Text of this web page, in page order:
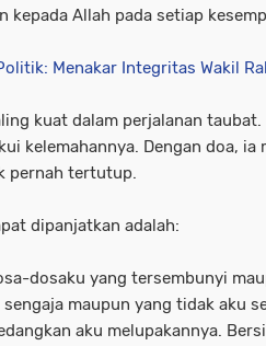
kepada Allah pada setiap
Menakar Integritas Wakil
kuat dalam perjalanan taubat.
kelemahannya. Dengan doa, ia
pernah tertutup.
dipanjatkan adalah:
dosaku yang tersembunyi
maupun yang tidak aku
aku melupakannya.